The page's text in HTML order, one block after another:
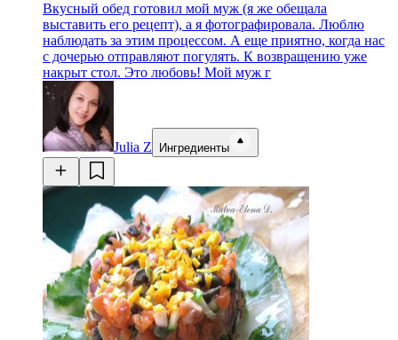
Вкусный обед готовил мой муж (я же обещала
выставить его рецепт), а я фотографировала. Люблю
наблюдать за этим процессом. А еще приятно, когда нас
с дочерью отправляют погулять. К возвращению уже
накрыт стол. Это любовь! Мой муж г
Julia Z Ингредиенты